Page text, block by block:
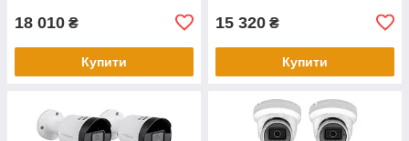
18 010 ₴
Купити
15 320 ₴
Купити